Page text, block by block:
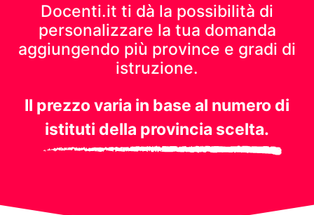
Docenti.it ti dà la possibilità di
personalizzare la tua domanda
aggiungendo più province e gradi di
istruzione.
Il prezzo varia in base al numero di
istituti della provincia scelta.